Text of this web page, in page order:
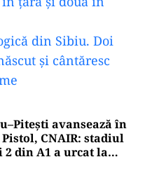
din Sibiu după
pacienții